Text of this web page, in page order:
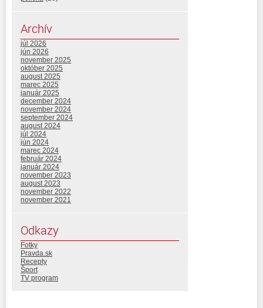
Archív
júl 2026
jún 2026
november 2025
október 2025
august 2025
marec 2025
január 2025
december 2024
november 2024
september 2024
august 2024
júl 2024
jún 2024
marec 2024
február 2024
január 2024
november 2023
august 2023
november 2022
november 2021
Odkazy
Fotky
Pravda.sk
Recepty
Šport
TV program